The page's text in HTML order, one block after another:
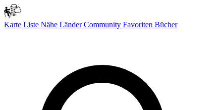
Karte Liste Nähe LänderCommunity Favoriten Bücher